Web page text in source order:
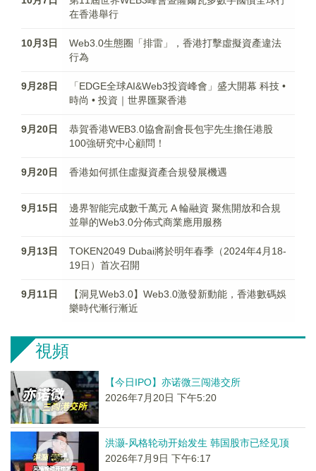
在香港舉行
10月3日
Web3.0生態圈「排雷」，香港打擊虛擬資產違法
行為
9月28日
「EDGE全球AI&Web3投資峰會」盛大開幕 科技 •
時尚 • 投資｜世界匯聚香港
9月20日
恭賀香港WEB3.0協會副會長包宇先生擔任港股
100強研究中心顧問！
9月20日 香港如何抓住虛擬資產合規發展機遇
9月15日
邊界智能完成數千萬元 A 輪融資 聚焦開放和合規
並舉的Web3.0分佈式商業應用服務
9月13日
TOKEN2049 Dubai將於明年春季（2024年4月18-
19日）首次召開
9月11日
【洞見Web3.0】Web3.0激發新動能，香港數碼娛
樂時代漸行漸近
視頻
【今日IPO】亦诺微三闯港交所
2026年7月20日 下午5:20
洪灏-风格轮动开始发生 韩国股市已经见顶
2026年7月9日 下午6:17